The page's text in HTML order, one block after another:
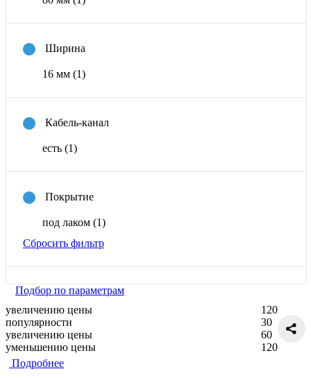
Ширина
16 мм (1)
Кабель-канал
есть (1)
Покрытие
под лаком (1)
Сбросить фильтр
Подбор по параметрам
увеличению цены
популярности
увеличению цены
уменьшению цены
120
30
60
120
Подробнее